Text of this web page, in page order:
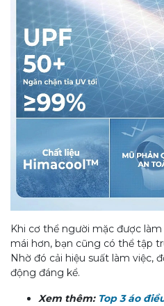
Khi cơ thể người mặc được
mái hơn, bạn cũng có thể tập
Nhờ đó cải hiệu suất làm việc,
động đáng kể.
Xem thêm: Top 3 áo